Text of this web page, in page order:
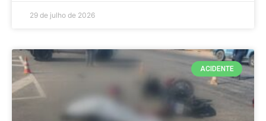
29 de julho de 2026
ACIDENTE